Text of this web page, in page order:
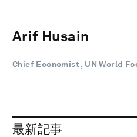
Arif Husain
Chief Economist , UN World
最新記事